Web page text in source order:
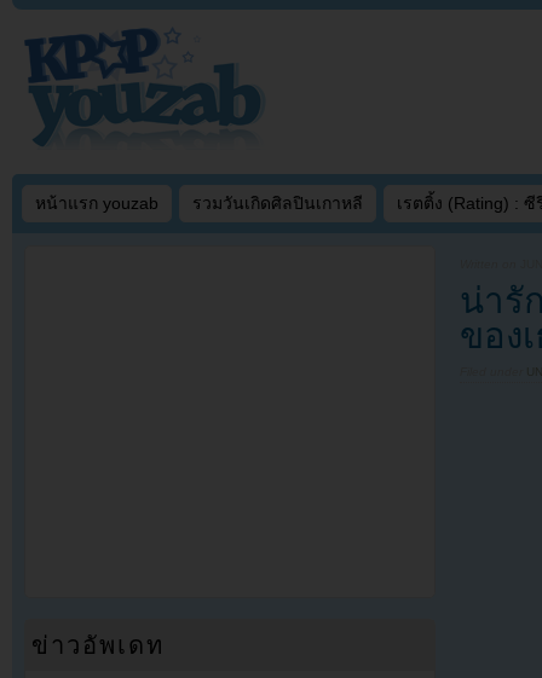
หน้าแรก youzab รวมวันเกิดศิลปินเกาหลี เรตติ้ง (Rating) : ซี
น่ารั
ของ
ข่าวอัพเดท